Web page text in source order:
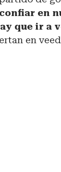
en
que ir a
en